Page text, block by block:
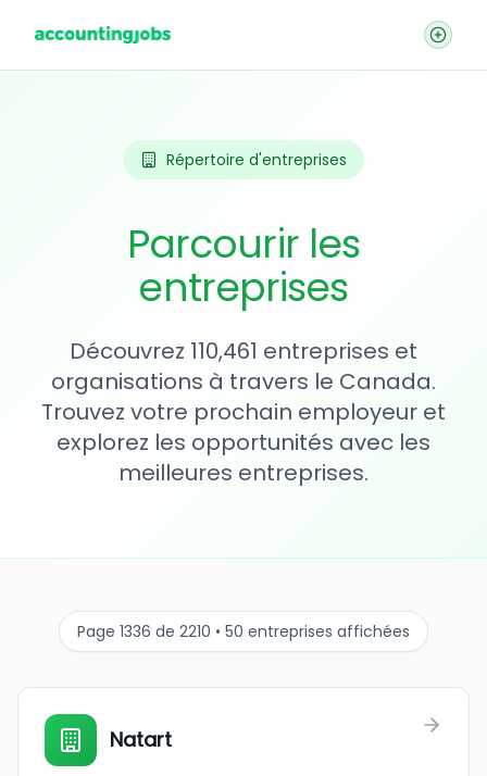
Répertoire d'entreprises
Parcourir les
entreprises
Découvrez 110,461 entreprises et
organisations à travers le Canada.
Trouvez votre prochain employeur et
explorez les opportunités avec les
meilleures entreprises.
Page 1336 de 2210 • 50 entreprises affichées
Natart